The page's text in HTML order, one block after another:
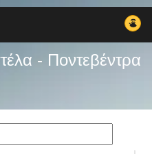
- Ποντεβέντρα